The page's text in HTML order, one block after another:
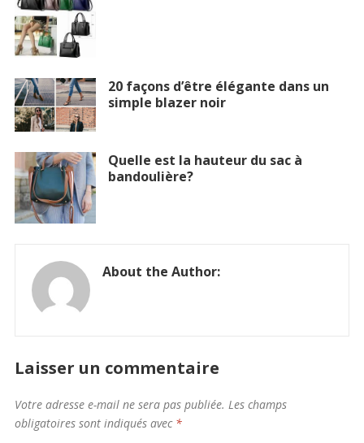
20 façons d’être élégante dans un
simple blazer noir
Quelle est la hauteur du sac à
bandoulière?
About the Author:
Laisser un commentaire
Votre adresse e-mail ne sera pas publiée. Les champs
obligatoires sont indiqués avec *